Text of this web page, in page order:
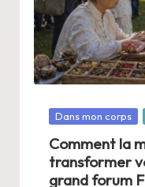
n
g
e
r
s
a
Posté
Dans mon corps
Comment la
transformer
grand forum